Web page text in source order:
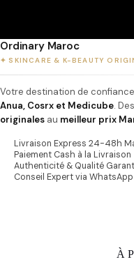
Ordinary Maroc
✦ SKINCARE & K-BEAUTY
Votre destination de
Anua, Cosrx et Medicube.
originales au meilleur prix
Livraison Express 24-48h
Paiement Cash à la Livraison
Authenticité & Qualité
Conseil Expert via WhatsApp
À